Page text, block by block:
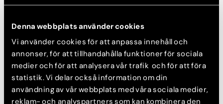
Denna webbplats använder cookies
Vi använder cookies för att anpassa innehåll och
annonser, för att tillhandahålla funktioner för sociala
medier och för att analysera vår trafik och för att föra
statistik. Vi delar också information om din
användning av vår webbplats med våra sociala medier,
reklam- och analyspartners som kan kombinera den
Fillers – Övriga områden
Läs mer Se före- och efterbilder
Konsultation görs innan behandling.